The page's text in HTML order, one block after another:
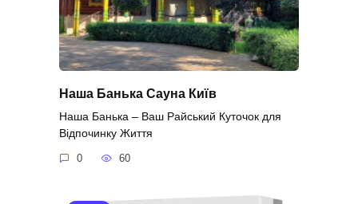
Наша Банька Сауна Київ
Наша Банька – Ваш Райський Куточок для
Відпочинку Життя
0 60